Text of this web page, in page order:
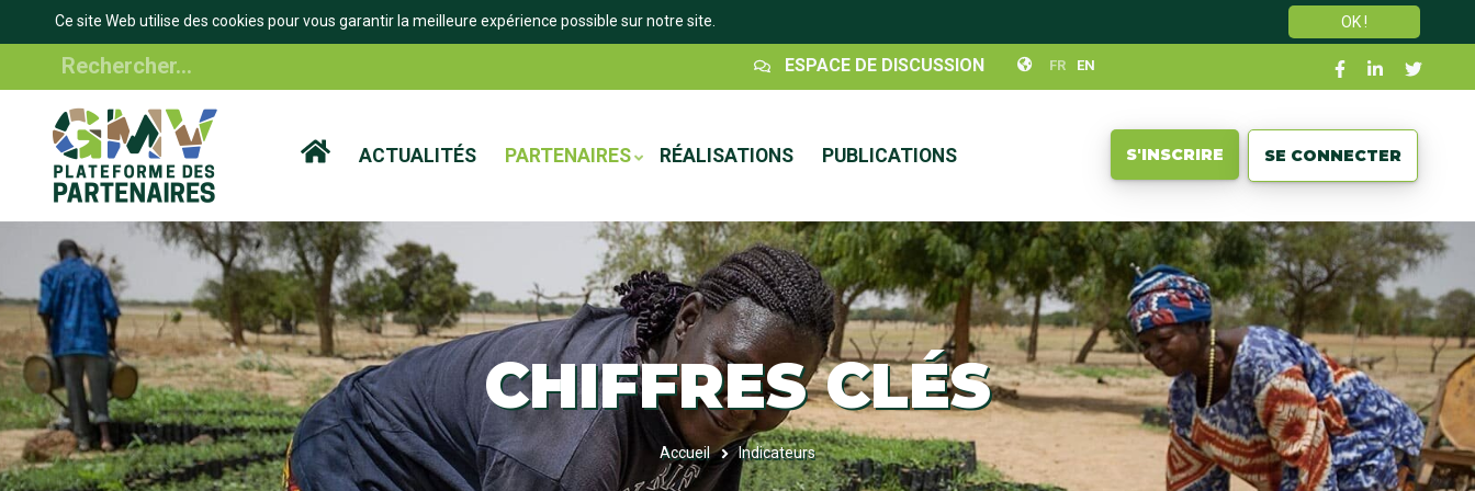
OK !
Ce site Web utilise des cookies pour vous garantir la meilleure expérience possible sur notre site.
au
contenu
principal
Rechercher
Espace
Discussion
ESPACE DE DISCUSSION FR EN
Social
links
ACTUALITÉS PARTENAIRES RÉALISATIONS PUBLICATIONS S'INSCRIRE SE CONNECTER
CHIFFRES CLÉS
Accueil Indicateurs